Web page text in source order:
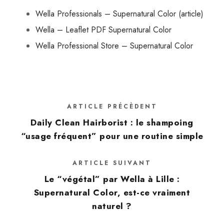
Wella Professionals – Supernatural Color (article)
Wella – Leaflet PDF Supernatural Color
Wella Professional Store – Supernatural Color
ARTICLE PRÉCÈDENT
Daily Clean Hairborist : le shampoing
“usage fréquent” pour une routine simple
ARTICLE SUIVANT
Le “végétal” par Wella à Lille :
Supernatural Color, est-ce vraiment
naturel ?